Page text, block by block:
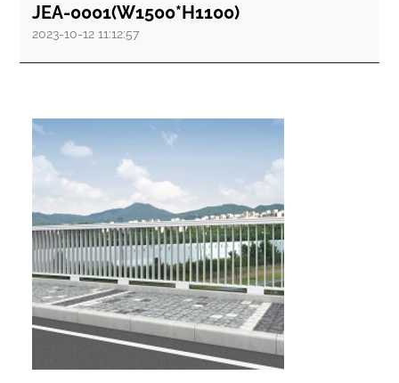
JEA-0001(W1500*H1100)
2023-10-12 11:12:57